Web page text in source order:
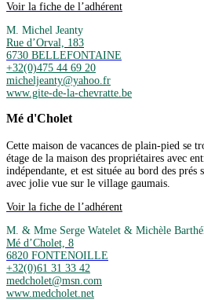
Voir la fiche de l’adhérent
M. Michel Jeanty
Rue d’Orval, 183
6730 BELLEFONTAINE
+32(0)475 44 69 20
micheljeanty@yahoo.fr
www.gite-de-la-chevratte.be
Mé d'Cholet
Cette maison de vacances de plain-pied se
étage de la maison des propriétaires avec
indépendante, et est située au bord des prés
avec jolie vue sur le village gaumais.
Voir la fiche de l’adhérent
M. & Mme Serge Watelet & Michèle
Mé d’Cholet, 8
6820 FONTENOILLE
+32(0)61 31 33 42
medcholet@msn.com
www.medcholet.net